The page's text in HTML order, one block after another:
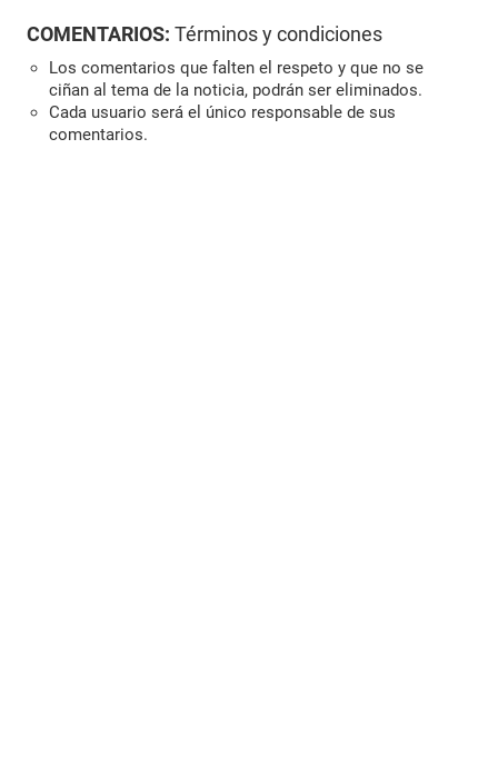
COMENTARIOS: Términos y condiciones
Los comentarios que falten el respeto y que no se
ciñan al tema de la noticia, podrán ser eliminados.
Cada usuario será el único responsable de sus
comentarios.